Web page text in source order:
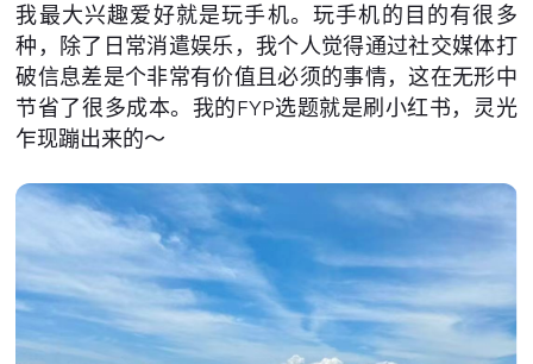
我最大兴趣爱好就是玩手机。玩手机的目的有很多
种，除了日常消遣娱乐，我个人觉得通过社交媒体打
破信息差是个非常有价值且必须的事情，这在无形中
节省了很多成本。我的FYP选题就是刷小红书，灵光
乍现蹦出来的～